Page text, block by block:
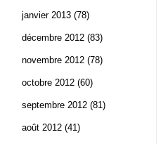
janvier 2013 (78)
décembre 2012 (83)
novembre 2012 (78)
octobre 2012 (60)
septembre 2012 (81)
août 2012 (41)